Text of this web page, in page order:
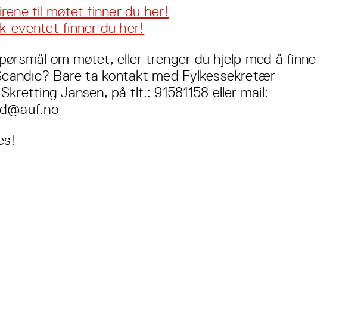
til møtet finner du her!
eventet finner du her!
om møtet, eller trenger du hjelp med å finne
Bare ta kontakt med Fylkessekretær
Jansen, på tlf.: 91581158 eller mail: